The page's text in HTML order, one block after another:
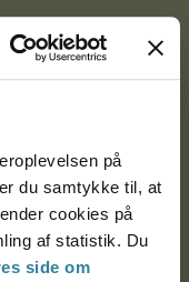
på
du samtykke til, at
cookies på
af statistik. Du
side om